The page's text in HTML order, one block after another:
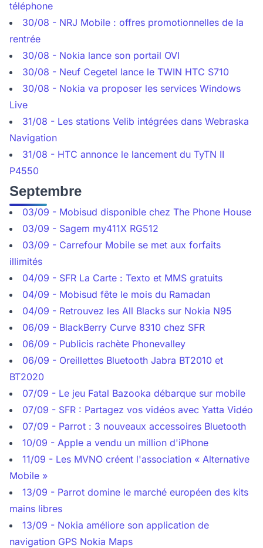
téléphone
30/08 - NRJ Mobile : offres promotionnelles de la
rentrée
30/08 - Nokia lance son portail OVI
30/08 - Neuf Cegetel lance le TWIN HTC S710
30/08 - Nokia va proposer les services Windows
Live
31/08 - Les stations Velib intégrées dans Webraska
Navigation
31/08 - HTC annonce le lancement du TyTN II
P4550
Septembre
03/09 - Mobisud disponible chez The Phone House
03/09 - Sagem my411X RG512
03/09 - Carrefour Mobile se met aux forfaits
illimités
04/09 - SFR La Carte : Texto et MMS gratuits
04/09 - Mobisud fête le mois du Ramadan
04/09 - Retrouvez les All Blacks sur Nokia N95
06/09 - BlackBerry Curve 8310 chez SFR
06/09 - Publicis rachète Phonevalley
06/09 - Oreillettes Bluetooth Jabra BT2010 et
BT2020
07/09 - Le jeu Fatal Bazooka débarque sur mobile
07/09 - SFR : Partagez vos vidéos avec Yatta Vidéo
07/09 - Parrot : 3 nouveaux accessoires Bluetooth
10/09 - Apple a vendu un million d'iPhone
11/09 - Les MVNO créent l'association « Alternative
Mobile »
13/09 - Parrot domine le marché européen des kits
mains libres
13/09 - Nokia améliore son application de
navigation GPS Nokia Maps